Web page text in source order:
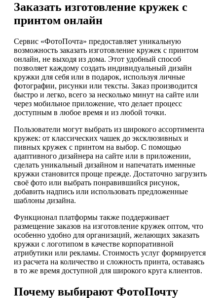
Заказать изготовление кружек с
принтом онлайн
Сервис «ФотоПочта» предоставляет уникальную
возможность заказать изготовление кружек с принтом
онлайн, не выходя из дома. Этот удобный способ
позволяет каждому создать индивидуальный дизайн
кружки для себя или в подарок, используя личные
фотографии, рисунки или тексты. Заказ производится
быстро и легко, всего за несколько минут на сайте или
через мобильное приложение, что делает процесс
доступным в любое время и из любой точки.
Пользователи могут выбрать из широкого ассортимента
кружек: от классических чашек до эксклюзивных и
пивных кружек с принтом на выбор. С помощью
адаптивного дизайнера на сайте или в приложении,
сделать уникальный дизайном и напечатать именные
кружки становится проще прежде. Достаточно загрузить
своё фото или выбрать понравившийся рисунок,
добавить надпись или использовать предложенные
шаблоны дизайна.
Функционал платформы также поддерживает
размещение заказов на изготовление кружек оптом, что
особенно удобно для организаций, желающих заказать
кружки с логотипом в качестве корпоративной
атрибутики или рекламы. Стоимость услуг формируется
из расчета на количество и сложность принта, оставаясь
в то же время доступной для широкого круга клиентов.
Почему выбирают ФотоПочту